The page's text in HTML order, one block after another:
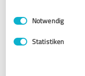
Impressum
Einwilligungsauswahl
Notwendig
Statistiken